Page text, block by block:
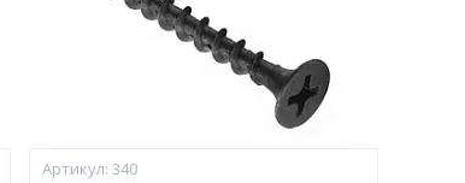
340